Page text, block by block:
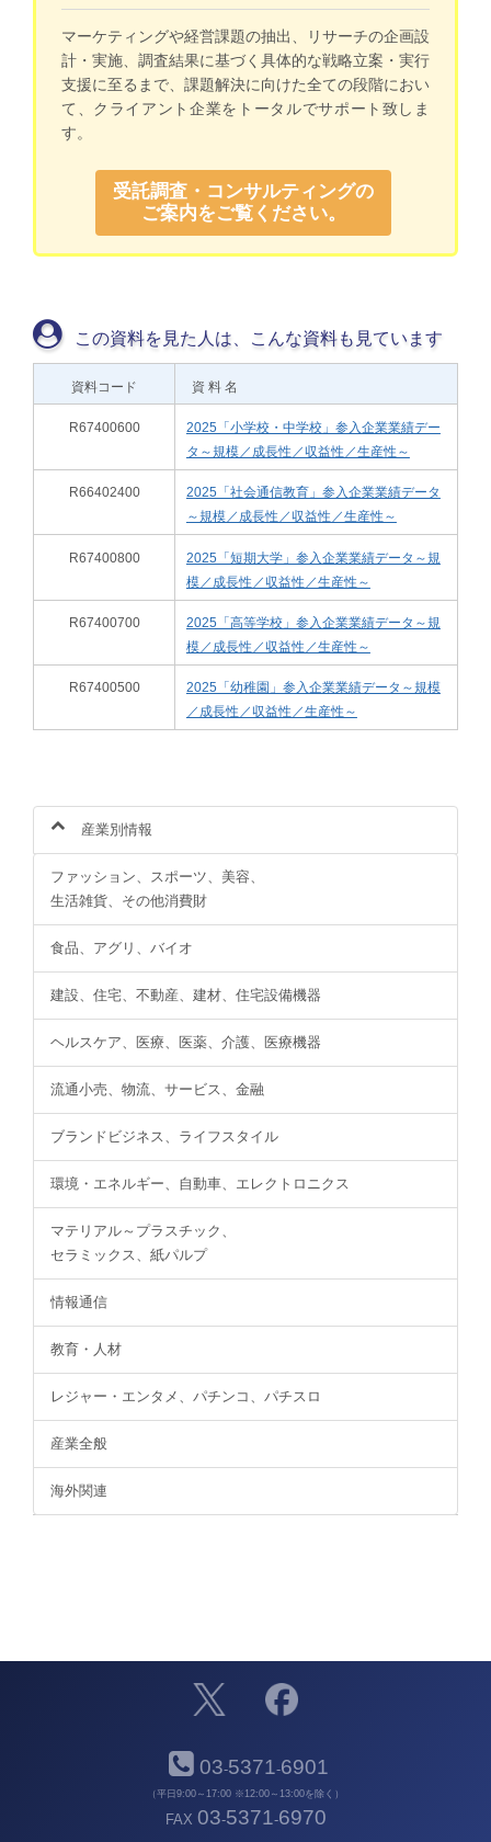
マーケティングや経営課題の抽出、リサーチの企画設
計・実施、調査結果に基づく具体的な戦略立案・実行
支援に至るまで、課題解決に向けた全ての段階におい
て、クライアント企業をトータルでサポート致しま
す。
受託調査・コンサルティングの
ご案内をご覧ください。
この資料を見た人は、こんな資料も見ています
資料コード 資 料 名
R67400600
2025「小学校・中学校」参入企業業績デー
タ～規模／成長性／収益性／生産性～
R66402400
2025「社会通信教育」参入企業業績データ
～規模／成長性／収益性／生産性～
R67400800
2025「短期大学」参入企業業績データ～規
模／成長性／収益性／生産性～
R67400700
2025「高等学校」参入企業業績データ～規
模／成長性／収益性／生産性～
R67400500
2025「幼稚園」参入企業業績データ～規模
／成長性／収益性／生産性～
産業別情報
ファッション、スポーツ、美容、
生活雑貨、その他消費財
食品、アグリ、バイオ
建設、住宅、不動産、建材、住宅設備機器
ヘルスケア、医療、医薬、介護、医療機器
流通小売、物流、サービス、金融
ブランドビジネス、ライフスタイル
環境・エネルギー、自動車、エレクトロニクス
マテリアル～プラスチック、
セラミックス、紙パルプ
情報通信
教育・人材
レジャー・エンタメ、パチンコ、パチスロ
産業全般
海外関連
03-5371-6901
（平日9:00～17:00 ※12:00～13:00を除く）
FAX 03-5371-6970